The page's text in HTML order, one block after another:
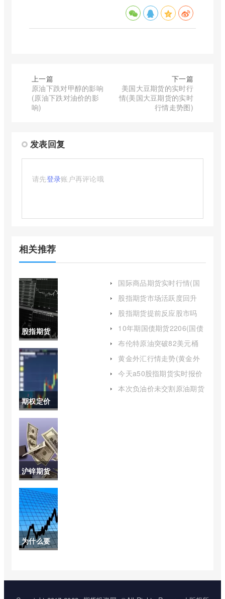
上一篇
原油下跌对甲醇的影响
(原油下跌对油价的影
响)
下一篇
美国大豆期货的实时行
情(美国大豆期货的实时
行情走势图)
发表回复
请先登录账户再评论哦
相关推荐
股指期货
持仓变化
(股指期货
的持仓量
指标作用)
期权定价
模型图(期
权定价模
型适用范
围)
沪锌期货
最新点评
(沪锌期货
锌价格最
新行情)
为什么要
货(为什么
国际商品期货实时行情(国
股指期货市场活跃度回升
说明什么)
股指期货提前反应股市吗
10年期国债期货2206(国债
布伦特原油突破82美元桶
黄金外汇行情走势(黄金外
今天a50股指期货实时报价
表)
本次负油价未交割原油期货